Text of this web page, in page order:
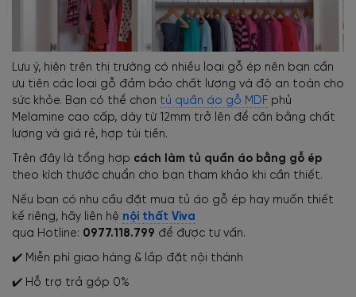
Lưu ý, hiện trên thị trường có nhiều loại gỗ ép nên bạn cần
ưu tiên các loại gỗ đảm bảo chất lượng và độ an toàn cho
sức khỏe. Bạn có thể chọn tủ quần áo gỗ MDF phủ
Melamine cao cấp, dày từ 12mm trở lên để cân bằng chất
lượng và giá rẻ, hợp túi tiền.
Trên đây là tổng hợp cách làm tủ quần áo bằng gỗ ép
theo kích thước chuẩn cho bạn tham khảo khi cần thiết.
Nếu bạn có nhu cầu đặt mua tủ áo gỗ ép hay muốn thiết
kế riêng, hãy liên hệ nội thất Viva
qua Hotline: 0977.118.799 để được tư vấn.
✔️ Miễn phí giao hàng & lắp đặt nội thành
✔️ Hỗ trợ trả góp 0%